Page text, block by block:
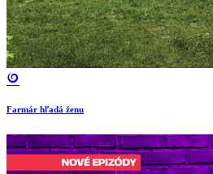
Farmár hľadá ženu